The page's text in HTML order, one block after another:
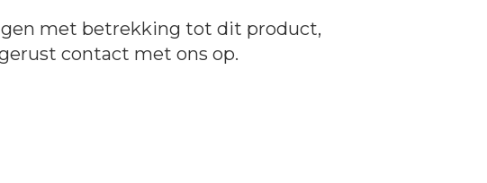
met betrekking tot dit product,
contact met ons op.